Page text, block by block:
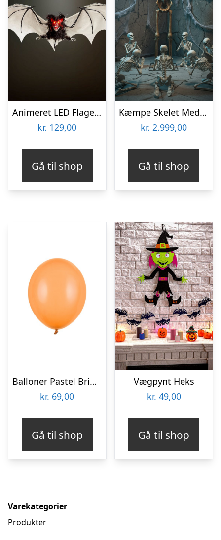
Animeret LED Flagermus
kr. 129,00
Gå til shop
Kæmpe Skelet Med Lyd 240 cm
kr. 2.999,00
Gå til shop
Balloner Pastel Bright Orange
kr. 69,00
Gå til shop
Vægpynt Heks
kr. 49,00
Gå til shop
Varekategorier
Produkter